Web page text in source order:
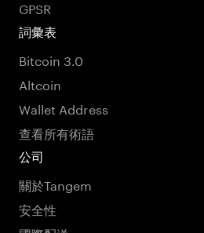
GPSR
詞彙表
Bitcoin 3.0
Altcoin
Wallet Address
查看所有術語
公司
關於Tangem
安全性